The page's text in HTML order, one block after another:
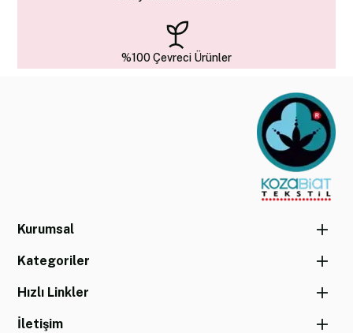
%100 Çevreci Ürünler
Kurumsal
Kategoriler
Hızlı Linkler
İletişim